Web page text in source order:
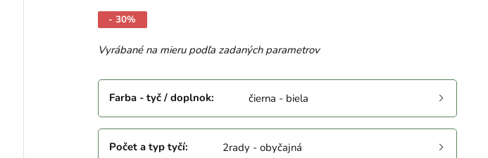
- 30%
Vyrábané na mieru podľa zadaných parametrov
Farba - tyč / doplnok: čierna - biela
Počet a typ tyčí: 2rady - obyčajná